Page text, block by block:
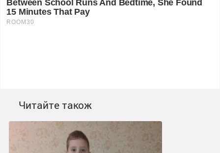
Читайте також